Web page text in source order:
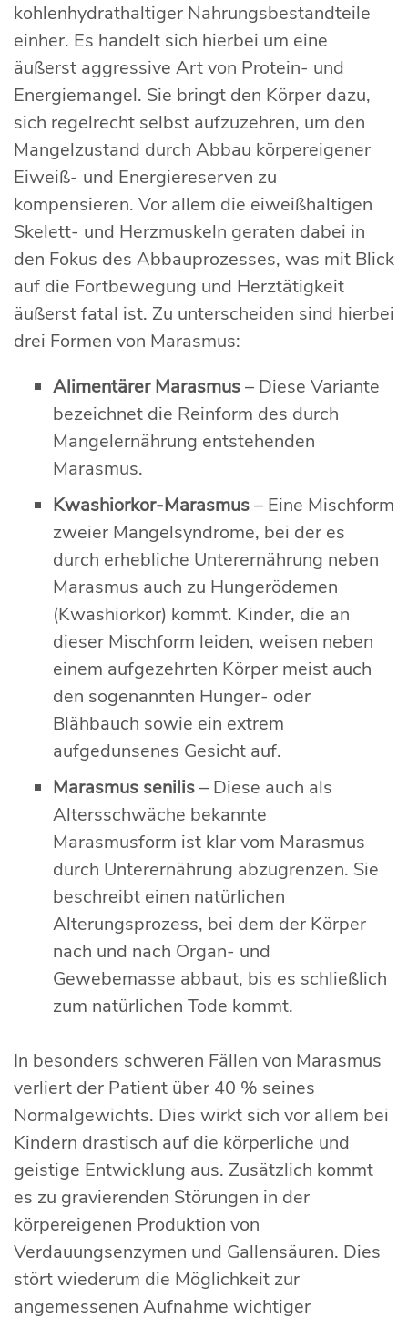
kohlenhydrathaltiger Nahrungsbestandteile
einher. Es handelt sich hierbei um eine
äußerst aggressive Art von Protein- und
Energiemangel. Sie bringt den Körper dazu,
sich regelrecht selbst aufzuzehren, um den
Mangelzustand durch Abbau körpereigener
Eiweiß- und Energiereserven zu
kompensieren. Vor allem die eiweißhaltigen
Skelett- und Herzmuskeln geraten dabei in
den Fokus des Abbauprozesses, was mit Blick
auf die Fortbewegung und Herztätigkeit
äußerst fatal ist. Zu unterscheiden sind hierbei
drei Formen von Marasmus:
Alimentärer Marasmus– Diese Variante
bezeichnet die Reinform des durch
Mangelernährung entstehenden
Marasmus.
Kwashiorkor-Marasmus– Eine Mischform
zweier Mangelsyndrome, bei der es
durch erhebliche Unterernährung neben
Marasmus auch zu Hungerödemen
(Kwashiorkor) kommt. Kinder, die an
dieser Mischform leiden, weisen neben
einem aufgezehrten Körper meist auch
den sogenannten Hunger- oder
Blähbauch sowie ein extrem
aufgedunsenes Gesicht auf.
Marasmus senilis– Diese auch als
Altersschwäche bekannte
Marasmusform ist klar vom Marasmus
durch Unterernährung abzugrenzen. Sie
beschreibt einen natürlichen
Alterungsprozess, bei dem der Körper
nach und nach Organ- und
Gewebemasse abbaut, bis es schließlich
zum natürlichen Tode kommt.
In besonders schweren Fällen von Marasmus
verliert der Patient über 40 % seines
Normalgewichts. Dies wirkt sich vor allem bei
Kindern drastisch auf die körperliche und
geistige Entwicklung aus. Zusätzlich kommt
es zu gravierenden Störungen in der
körpereigenen Produktion von
Verdauungsenzymen und Gallensäuren. Dies
stört wiederum die Möglichkeit zur
angemessenen Aufnahme wichtiger